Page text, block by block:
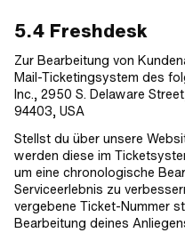
5.4 Freshdesk
Zur Bearbeitung von
Mail-Ticketingsystem des
Inc., 2950 S. Delaware
94403, USA
Stellst du über unsere
werden diese im
um eine chronologische
Serviceerlebnis zu
vergebene Ticket-Nummer
Bearbeitung deines